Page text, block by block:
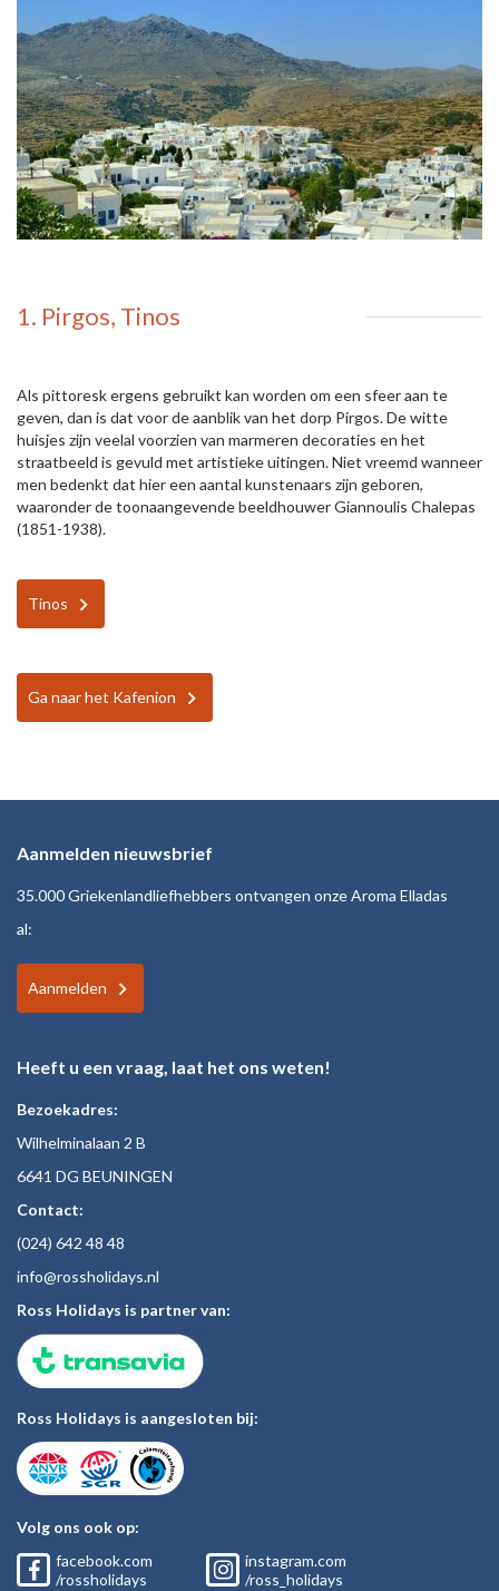
1. Pirgos, Tinos
Als pittoresk ergens gebruikt kan worden om een sfeer aan te
geven, dan is dat voor de aanblik van het dorp Pirgos. De witte
huisjes zijn veelal voorzien van marmeren decoraties en het
straatbeeld is gevuld met artistieke uitingen. Niet vreemd wanneer
men bedenkt dat hier een aantal kunstenaars zijn geboren,
waaronder de toonaangevende beeldhouwer Giannoulis Chalepas
(1851-1938).
Tinos
Ga naar het Kafenion
Aanmelden nieuwsbrief
35.000 Griekenlandliefhebbers ontvangen onze Aroma Elladas
al:
Aanmelden
Heeft u een vraag, laat het ons weten!
Bezoekadres:
Wilhelminalaan 2 B
6641 DG BEUNINGEN
Contact:
(024) 642 48 48
info@rossholidays.nl
Ross Holidays is partner van:
Ross Holidays is aangesloten bij:
Volg ons ook op:
facebook.com
/rossholidays
instagram.com
/ross_holidays